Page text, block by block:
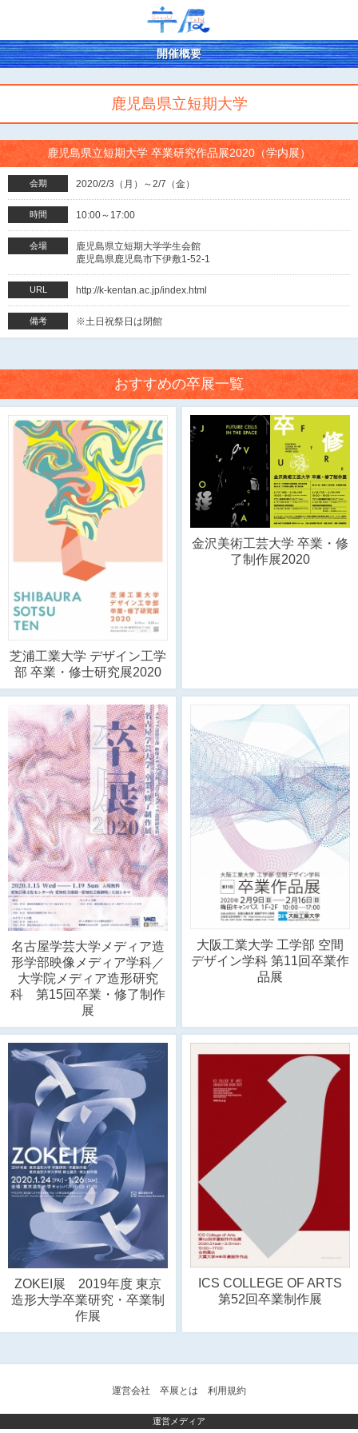
開催概要
鹿児島県立短期大学
鹿児島県立短期大学 卒業研究作品展2020（学内展）
会期 2020/2/3（月）～2/7（金）
時間 10:00～17:00
会場
鹿児島県立短期大学学生会館
鹿児島県鹿児島市下伊敷1-52-1
URL http://k-kentan.ac.jp/index.html
備考 ※土日祝祭日は閉館
おすすめの卒展一覧
芝浦工業大学 デザイン工学
部 卒業・修士研究展2020
金沢美術工芸大学 卒業・修
了制作展2020
名古屋学芸大学メディア造
形学部映像メディア学科／
大学院メディア造形研究
科 第15回卒業・修了制作
展
大阪工業大学 工学部 空間
デザイン学科 第11回卒業作
品展
ZOKEI展 2019年度 東京
造形大学卒業研究・卒業制
作展
ICS COLLEGE OF ARTS
第52回卒業制作展
運営会社 卒展とは 利用規約
運営メディア